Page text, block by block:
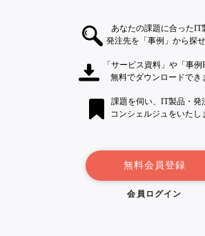
あなたの課題に合ったIT
発注先を「事例」から探せ
「サービス資料」や「事例
無料でダウンロードでき
課題を伺い、IT製品・発
コンシェルジュをいたし
無料会員登録
会員ログイン